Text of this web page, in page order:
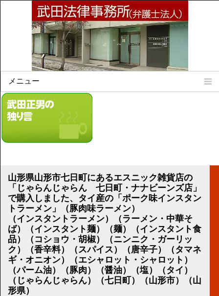
メニュー
Home
所属弁護士
法律相談案内
リンク集
顧問契約について
講演のご案内
気をつけたい法律のポイント
武田正男の独り言
山形県山形市七日町にあるエスニック雑貨店の
「じゃらんじゃらん 七日町・ナナビーンズ店」
で購入しました、タイ産の「ポーク味インスタン
トラーメン」（豚肉味ラーメン）
（インスタントラーメン）（ラーメン・中華そ
ば）（インスタント麺）（麺）（インスタント食
品）（コショウ・胡椒）（ニンニク・ガーリッ
ク）（香辛料）（スパイス）（唐辛子）（タマネ
ギ・オニオン）（エシャロット・シャロット）
（パーム油）（豚肉）（醤油）（塩）（タイ）
（じゃらんじゃらん）（七日町）（山形市）（山
形県）